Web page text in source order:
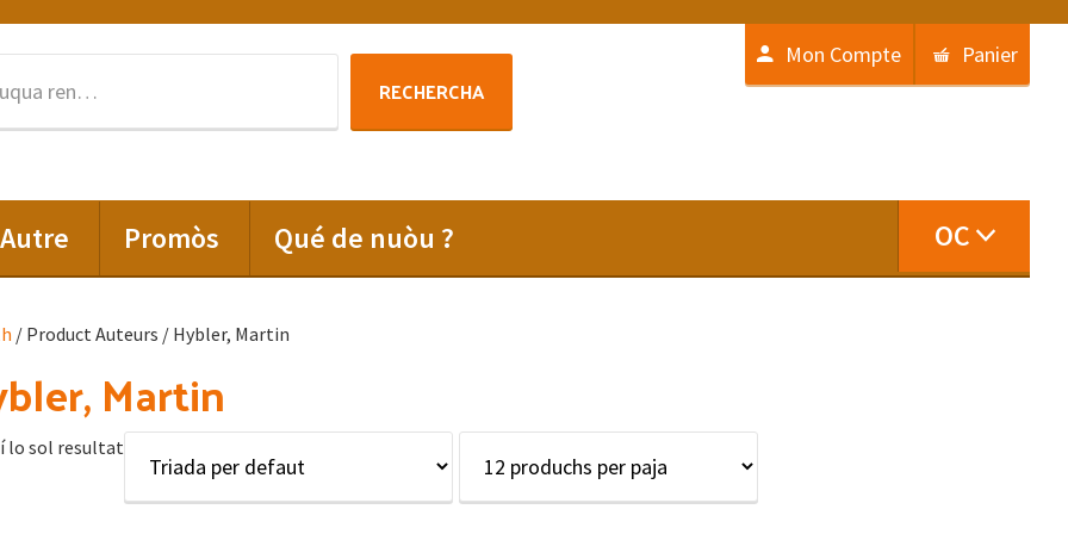
:
RECHERCHA
Mon Compte Panier
Autre Promòs Qué de nuòu ? OC
/ Product Auteurs / Hybler, Martin
Martin
lo sol resultat